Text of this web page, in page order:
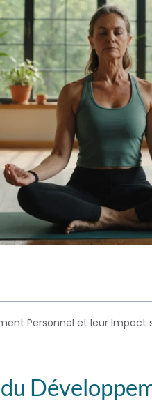
Personnel et leur Impact